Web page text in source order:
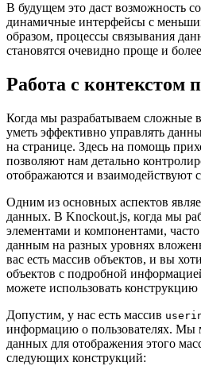
В будущем это даст возможность
динамичные интерфейсы с
образом, процессы связывания
становятся очевидно проще и
Работа с контекстом
Когда мы разрабатываем сложные
уметь эффективно управлять
на странице. Здесь на помощь
позволяют нам детально
отображаются и взаимодействуют
Одним из основных аспектов
данных. В Knockout.js, когда мы
элементами и компонентами, часто
данным на разных уровнях
вас есть массив объектов, и вы
объектов с подробной
можете использовать конструкцию
Допустим, у нас есть массив
информацию о пользователях. Мы
данных для отображения этого
следующих конструкций: